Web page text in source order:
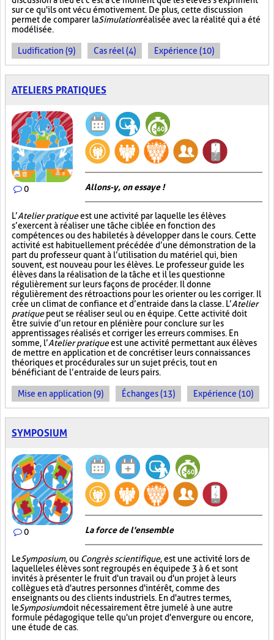
sur ce qu'ils ont vécu émotivement. De plus, cette discussion
permet de comparer laSimulationréalisée avec la réalité qui a été
modélisée.
Ludification (9) Cas réel (4) Expérience (10)
ATELIERS PRATIQUES
0 Allons-y, on essaye !
L’Atelier pratiqueest une activité par laquelle les élèves
s’exercent à réaliser une tâche ciblée en fonction des
compétences ou des habiletés à développer dans le cours. Cette
activité est habituellement précédée d’une démonstration de la
part du professeur quant à l’utilisation du matériel qui, bien
souvent, est nouveau pour les élèves. Le professeur guide les
élèves dans la réalisation de la tâche et il les questionne
régulièrement sur leurs façons de procéder. Il donne
régulièrement des rétroactions pour les orienter ou les corriger. Il
crée un climat de confiance et d’entraide dans la classe. L’Atelier
pratiquepeut se réaliser seul ou en équipe. Cette activité doit
être suivie d’un retour en plénière pour conclure sur les
apprentissages réalisés et corriger les erreurs commises. En
somme, l’Atelier pratiqueest une activité permettant aux élèves
de mettre en application et de concrétiser leurs connaissances
théoriques et procédurales sur un sujet précis, tout en
bénéficiant de l’entraide de leurs pairs.
Mise en application (9) Échanges (13) Expérience (10)
SYMPOSIUM
0 La force de l'ensemble
LeSymposium, ou Congrès scientifique, est une activité lors de
laquelle les élèves sont regroupés en équipe de 3 à 6 et sont
invités à présenter le fruit d'un travail ou d'un projet à leurs
collègues et à d'autres personnes d'intérêt, comme des
enseignants ou des clients industriels. En d'autres termes,
leSymposiumdoit nécessairement être jumelé à une autre
formule pédagogique telle qu'un projet d'envergure ou encore,
une étude de cas.